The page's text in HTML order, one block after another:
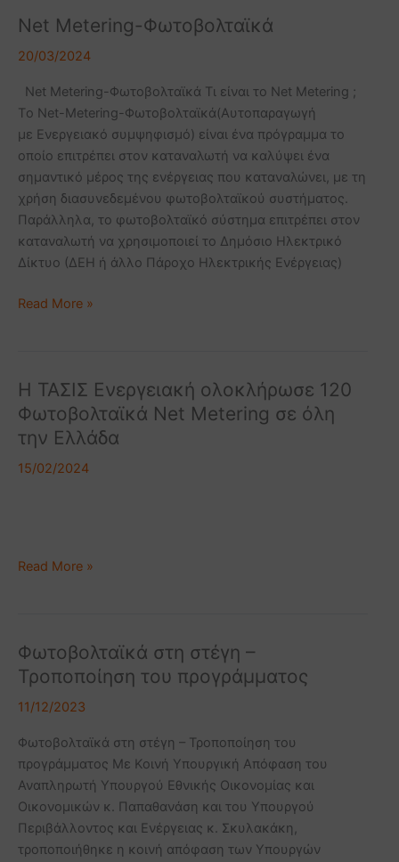
Net Metering-Φωτοβολταϊκά
20/03/2024
Net Metering-Φωτοβολταϊκά Τι είναι το Net Metering ;
Tο Net-Metering-Φωτοβολταϊκά(Αυτοπαραγωγή
με Ενεργειακό συμψηφισμό) είναι ένα πρόγραμμα το
οποίο επιτρέπει στον καταναλωτή να καλύψει ένα
σημαντικό μέρος της ενέργειας που καταναλώνει, με τη
χρήση διασυνεδεμένου φωτοβολταϊκού συστήματος.
Παράλληλα, το φωτοβολταϊκό σύστημα επιτρέπει στον
καταναλωτή να χρησιμοποιεί το Δημόσιο Ηλεκτρικό
Δίκτυο (ΔΕΗ ή άλλο Πάροχο Ηλεκτρικής Ενέργειας)
Net
Φωτοβολταϊκά
Read More »
Η ΤΑΣΙΣ Ενεργειακή ολοκλήρωσε 120
Φωτοβολταϊκά Net Metering σε όλη
την Ελλάδα
15/02/2024
Η
ΤΑΣΙΣ
Ενεργειακή
ολοκλήρωσε
120
σε
Read More »
Φωτοβολταϊκά στη στέγη –
Τροποποίηση του προγράμματος
11/12/2023
Φωτοβολταϊκά στη στέγη – Τροποποίηση του
προγράμματος Με Κοινή Υπουργική Απόφαση του
Αναπληρωτή Υπουργού Εθνικής Οικονομίας και
Οικονομικών κ. Παπαθανάση και του Υπουργού
Περιβάλλοντος και Ενέργειας κ. Σκυλακάκη,
τροποποιήθηκε η κοινή απόφαση των Υπουργών
Φωτοβολταϊκά
στη
–
Τροποποίηση
προγράμματος